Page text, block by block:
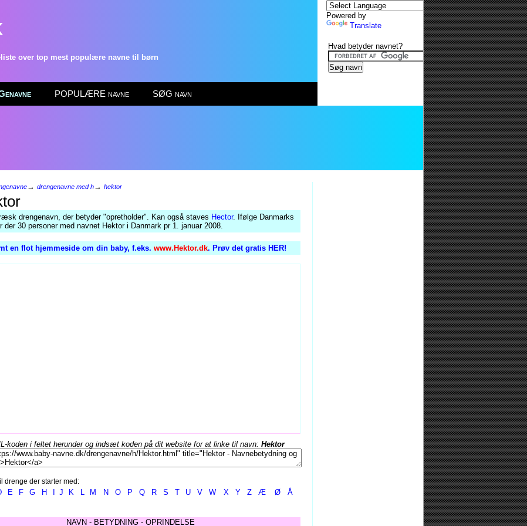
over top mest populære navne til børn
POPULÆRE navne SØG navn
→ drengenavne med h→ hektor
drengenavn, der betyder "opretholder". Kan også staves Hector. Ifølge Danmarks
der 30 personer med navnet Hektor i Danmark pr 1. januar 2008.
en flot hjemmeside om din baby, f.eks. www.Hektor.dk. Prøv det gratis HER!
koden i feltet herunder og indsæt koden på dit website for at linke til navn: Hektor
drenge der starter med:
E F G H J K L M N O P Q R S T U V W X Y Z Æ Ø Å
NAVN - BETYDNING - OPRINDELSE
Powered by
Translate
Hvad betyder navnet?